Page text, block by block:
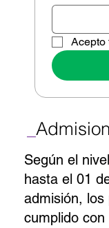
Acepto
Según el
hasta el 01
admisión,
cumplido